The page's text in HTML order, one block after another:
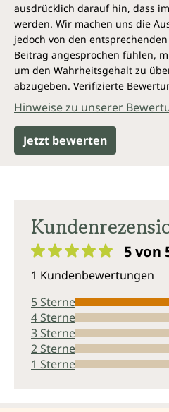
ausdrücklich darauf hin, dass
werden. Wir machen uns die
jedoch von den
Beitrag angesprochen fühlen,
um den Wahrheitsgehalt zu
abzugeben. Verifizierte
Hinweise zu unserer
Jetzt bewerten
5 von
1 Kundenbewertungen
5 Sterne
4 Sterne
3 Sterne
2 Sterne
1 Sterne